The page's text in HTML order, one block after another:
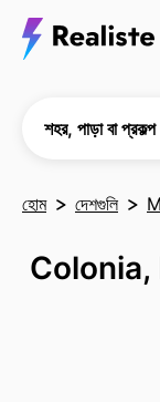
শহর, পাড়া বা প্রকল্প
হোম দেশগুলি
Colonia,